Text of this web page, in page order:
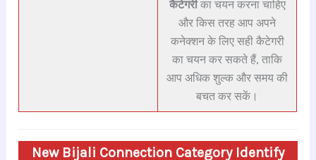
कैटेगरीका चयन करना चाहिए
और किस तरह आप अपने
कनेक्शन के लिए सही कैटेगरी
का चयन कर सकते हैं, ताकि
आप अधिक शुल्क और समय की
बचत कर सकें।
New Bijali Connection Category Identify